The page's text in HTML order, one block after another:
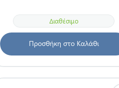
Διαθέσιμο
Προσθήκη στο Καλάθι